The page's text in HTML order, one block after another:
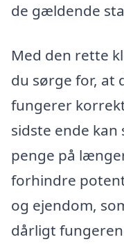
de gældende
Med den rette
du sørge for, at
fungerer
sidste ende
penge på
forhindre
og ejendom,
dårligt